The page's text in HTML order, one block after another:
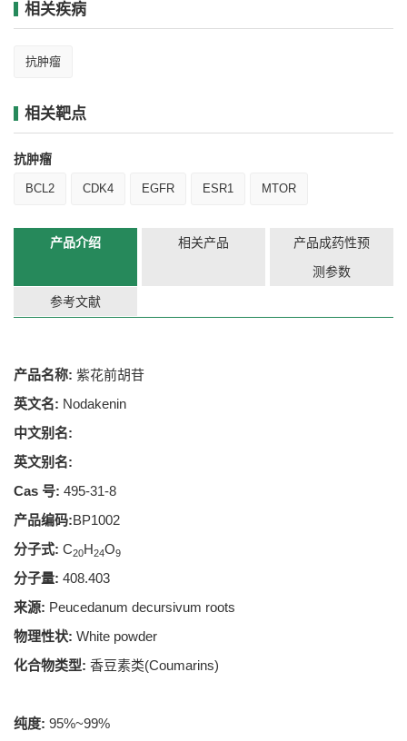
相关疾病
抗肿瘤
相关靶点
抗肿瘤
BCL2 CDK4 EGFR ESR1 MTOR
产品介绍 相关产品
产品成药性预
测参数
参考文献
产品名称: 紫花前胡苷
英文名: Nodakenin
中文别名:
英文别名:
Cas 号: 495-31-8
产品编码:BP1002
分子式: C20H24O9
分子量: 408.403
来源: Peucedanum decursivum roots
物理性状: White powder
化合物类型: 香豆素类(Coumarins)
纯度: 95%~99%